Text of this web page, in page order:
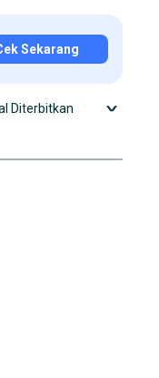
Sekarang
Diterbitkan